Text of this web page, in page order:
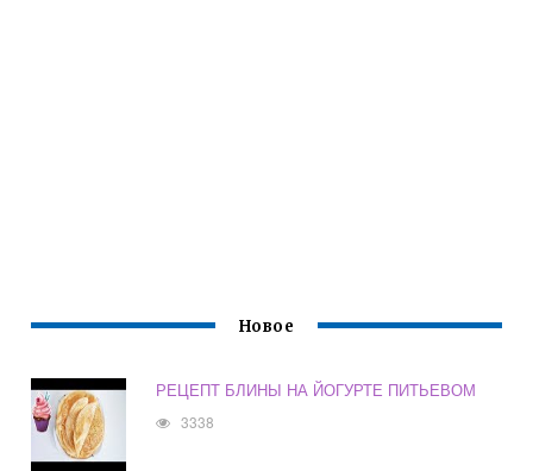
Новое
РЕЦЕПТ БЛИНЫ НА ЙОГУРТЕ ПИТЬЕВОМ
3338